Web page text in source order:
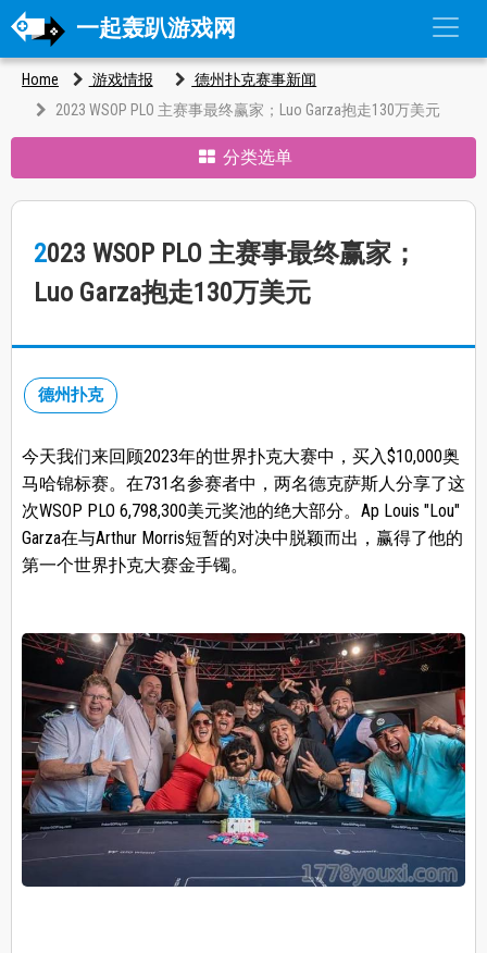
一起轰趴游戏网
Home 游戏情报
德州扑克赛事新闻
2023 WSOP PLO 主赛事最终赢家；Luo Garza抱走130万美元
分类选单
2023 WSOP PLO 主赛事最终赢家；
Luo Garza抱走130万美元
德州扑克
今天我们来回顾2023年的世界扑克大赛中，买入$10,000奥
马哈锦标赛。在731名参赛者中，两名德克萨斯人分享了这
次WSOP PLO 6,798,300美元奖池的绝大部分。Ap Louis "Lou"
Garza在与Arthur Morris短暂的对决中脱颖而出，赢得了他的
第一个世界扑克大赛金手镯。